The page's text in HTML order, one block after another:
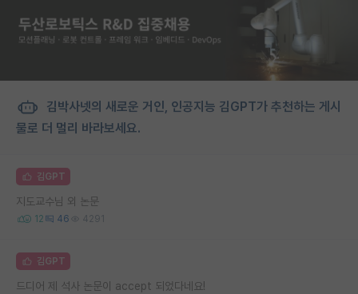
김박사넷의 새로운 거인, 인공지능 김GPT가 추천하는 게시
물로 더 멀리 바라보세요.
김GPT
지도교수님 외 논문
12 46 4291
김GPT
드디어 제 석사 논문이 accept 되었다네요!